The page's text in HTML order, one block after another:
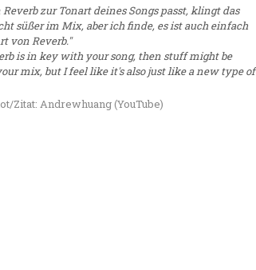
zur Tonart deines Songs passt, klingt das
süßer im Mix, aber ich finde, es ist auch einfach
von Reverb."
is in key with your song, then stuff might be
mix, but I feel like it's also just like a new type of
Zitat: Andrewhuang (YouTube)